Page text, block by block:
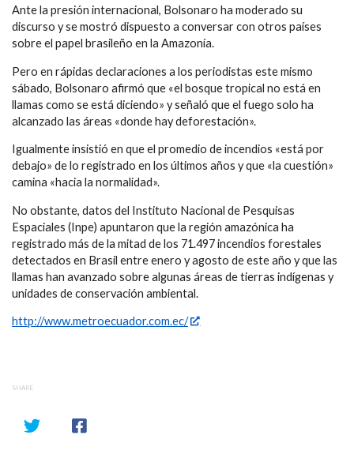
Ante la presión internacional, Bolsonaro ha moderado su
discurso y se mostró dispuesto a conversar con otros países
sobre el papel brasileño en la Amazonía.
Pero en rápidas declaraciones a los periodistas este mismo
sábado, Bolsonaro afirmó que «el bosque tropical no está en
llamas como se está diciendo» y señaló que el fuego solo ha
alcanzado las áreas «donde hay deforestación».
Igualmente insistió en que el promedio de incendios «está por
debajo» de lo registrado en los últimos años y que «la cuestión»
camina «hacia la normalidad».
No obstante, datos del Instituto Nacional de Pesquisas
Espaciales (Inpe) apuntaron que la región amazónica ha
registrado más de la mitad de los 71.497 incendios forestales
detectados en Brasil entre enero y agosto de este año y que las
llamas han avanzado sobre algunas áreas de tierras indígenas y
unidades de conservación ambiental.
http://www.metroecuador.com.ec/
SHARE